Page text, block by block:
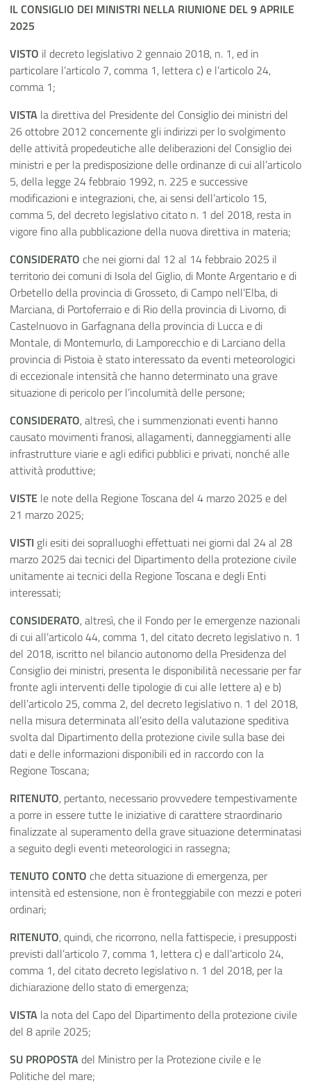
IL CONSIGLIO DEI MINISTRI NELLA RIUNIONE DEL 9 APRILE
2025
VISTO il decreto legislativo 2 gennaio 2018, n. 1, ed in
particolare l’articolo 7, comma 1, lettera c) e l’articolo 24,
comma 1;
VISTA la direttiva del Presidente del Consiglio dei ministri del
26 ottobre 2012 concernente gli indirizzi per lo svolgimento
delle attività propedeutiche alle deliberazioni del Consiglio dei
ministri e per la predisposizione delle ordinanze di cui all’articolo
5, della legge 24 febbraio 1992, n. 225 e successive
modificazioni e integrazioni, che, ai sensi dell’articolo 15,
comma 5, del decreto legislativo citato n. 1 del 2018, resta in
vigore fino alla pubblicazione della nuova direttiva in materia;
CONSIDERATO che nei giorni dal 12 al 14 febbraio 2025 il
territorio dei comuni di Isola del Giglio, di Monte Argentario e di
Orbetello della provincia di Grosseto, di Campo nell’Elba, di
Marciana, di Portoferraio e di Rio della provincia di Livorno, di
Castelnuovo in Garfagnana della provincia di Lucca e di
Montale, di Montemurlo, di Lamporecchio e di Larciano della
provincia di Pistoia è stato interessato da eventi meteorologici
di eccezionale intensità che hanno determinato una grave
situazione di pericolo per l’incolumità delle persone;
CONSIDERATO, altresì, che i summenzionati eventi hanno
causato movimenti franosi, allagamenti, danneggiamenti alle
infrastrutture viarie e agli edifici pubblici e privati, nonché alle
attività produttive;
VISTE le note della Regione Toscana del 4 marzo 2025 e del
21 marzo 2025;
VISTI gli esiti dei sopralluoghi effettuati nei giorni dal 24 al 28
marzo 2025 dai tecnici del Dipartimento della protezione civile
unitamente ai tecnici della Regione Toscana e degli Enti
interessati;
CONSIDERATO, altresì, che il Fondo per le emergenze nazionali
di cui all’articolo 44, comma 1, del citato decreto legislativo n. 1
del 2018, iscritto nel bilancio autonomo della Presidenza del
Consiglio dei ministri, presenta le disponibilità necessarie per far
fronte agli interventi delle tipologie di cui alle lettere a) e b)
dell’articolo 25, comma 2, del decreto legislativo n. 1 del 2018,
nella misura determinata all’esito della valutazione speditiva
svolta dal Dipartimento della protezione civile sulla base dei
dati e delle informazioni disponibili ed in raccordo con la
Regione Toscana;
RITENUTO, pertanto, necessario provvedere tempestivamente
a porre in essere tutte le iniziative di carattere straordinario
finalizzate al superamento della grave situazione determinatasi
a seguito degli eventi meteorologici in rassegna;
TENUTO CONTO che detta situazione di emergenza, per
intensità ed estensione, non è fronteggiabile con mezzi e poteri
ordinari;
RITENUTO, quindi, che ricorrono, nella fattispecie, i presupposti
previsti dall’articolo 7, comma 1, lettera c) e dall’articolo 24,
comma 1, del citato decreto legislativo n. 1 del 2018, per la
dichiarazione dello stato di emergenza;
VISTA la nota del Capo del Dipartimento della protezione civile
del 8 aprile 2025;
SU PROPOSTAdel Ministro per la Protezione civile e le
Politiche del mare;